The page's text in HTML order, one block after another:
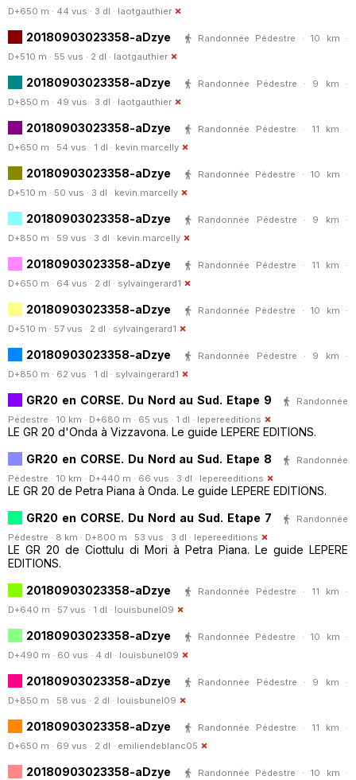
D+650 m · 44 vus · 3 dl · laotgauthier
20180903023358-aDzye
Randonnée Pédestre · 10 km ·
D+510 m · 55 vus · 2 dl · laotgauthier
20180903023358-aDzye
Randonnée Pédestre · 9 km ·
D+850 m · 49 vus · 3 dl · laotgauthier
20180903023358-aDzye
Randonnée Pédestre · 11 km ·
D+650 m · 54 vus · 1 dl · kevin.marcelly
20180903023358-aDzye
Randonnée Pédestre · 10 km ·
D+510 m · 50 vus · 3 dl · kevin.marcelly
20180903023358-aDzye
Randonnée Pédestre · 9 km ·
D+850 m · 59 vus · 3 dl · kevin.marcelly
20180903023358-aDzye
Randonnée Pédestre · 11 km ·
D+650 m · 64 vus · 2 dl · sylvaingerard1
20180903023358-aDzye
Randonnée Pédestre · 10 km ·
D+510 m · 57 vus · 2 dl · sylvaingerard1
20180903023358-aDzye
Randonnée Pédestre · 9 km ·
D+850 m · 62 vus · 1 dl · sylvaingerard1
GR20 en CORSE. Du Nord au Sud. Etape 9
Randonnée
Pédestre · 10 km · D+680 m · 65 vus · 1 dl · lepereeditions
LE GR 20 d'Onda à Vizzavona. Le guide LEPERE EDITIONS.
GR20 en CORSE. Du Nord au Sud. Etape 8
Randonnée
Pédestre · 10 km · D+440 m · 66 vus · 3 dl · lepereeditions
LE GR 20 de Petra Piana à Onda. Le guide LEPERE EDITIONS.
GR20 en CORSE. Du Nord au Sud. Etape 7
Randonnée
Pédestre · 8 km · D+800 m · 53 vus · 3 dl · lepereeditions
LE GR 20 de Ciottulu di Mori à Petra Piana. Le guide LEPERE
EDITIONS.
20180903023358-aDzye
Randonnée Pédestre · 11 km ·
D+640 m · 57 vus · 1 dl · louisbunel09
20180903023358-aDzye
Randonnée Pédestre · 10 km ·
D+490 m · 60 vus · 4 dl · louisbunel09
20180903023358-aDzye
Randonnée Pédestre · 9 km ·
D+850 m · 58 vus · 2 dl · louisbunel09
20180903023358-aDzye
Randonnée Pédestre · 11 km ·
D+650 m · 69 vus · 2 dl · emiliendeblanc05
20180903023358-aDzye
Randonnée Pédestre · 10 km ·